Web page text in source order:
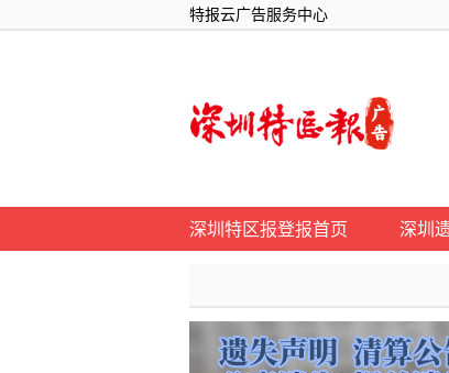
特报云广告服务中心
深圳特区报登报首页 深圳